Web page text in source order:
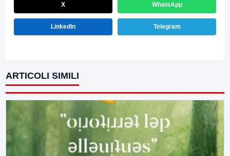
X WhatsApp
LinkedIn Telegram
ARTICOLI SIMILI